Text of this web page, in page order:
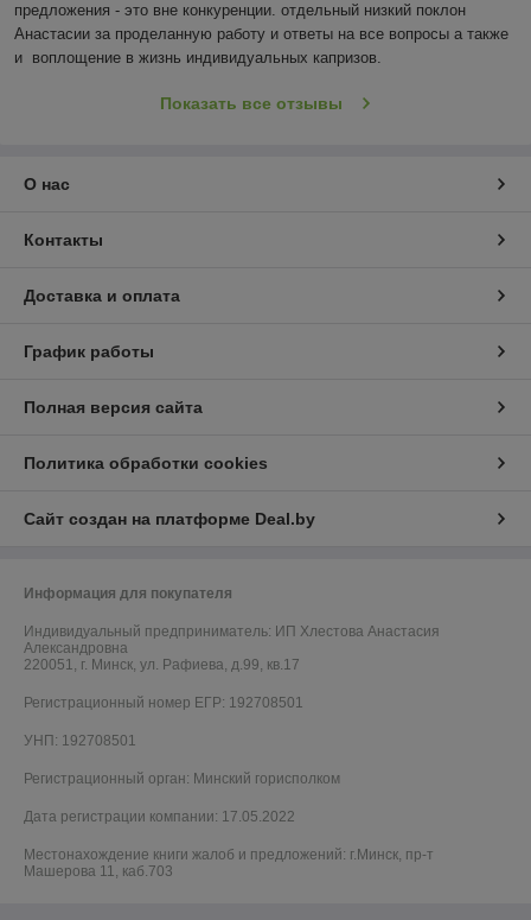
предложения - это вне конкуренции. отдельный низкий поклон
Анастасии за проделанную работу и ответы на все вопросы а также
и  воплощение в жизнь индивидуальных капризов.
Показать все отзывы
О нас
Контакты
Доставка и оплата
График работы
Полная версия сайта
Политика обработки cookies
Сайт создан на платформе Deal.by
Информация для покупателя
Индивидуальный предприниматель: ИП Хлестова Анастасия
Александровна
220051, г. Минск, ул. Рафиева, д.99, кв.17
Регистрационный номер ЕГР: 192708501
УНП: 192708501
Регистрационный орган: Минский горисполком
Дата регистрации компании: 17.05.2022
Местонахождение книги жалоб и предложений: г.Минск, пр-т
Машерова 11, каб.703